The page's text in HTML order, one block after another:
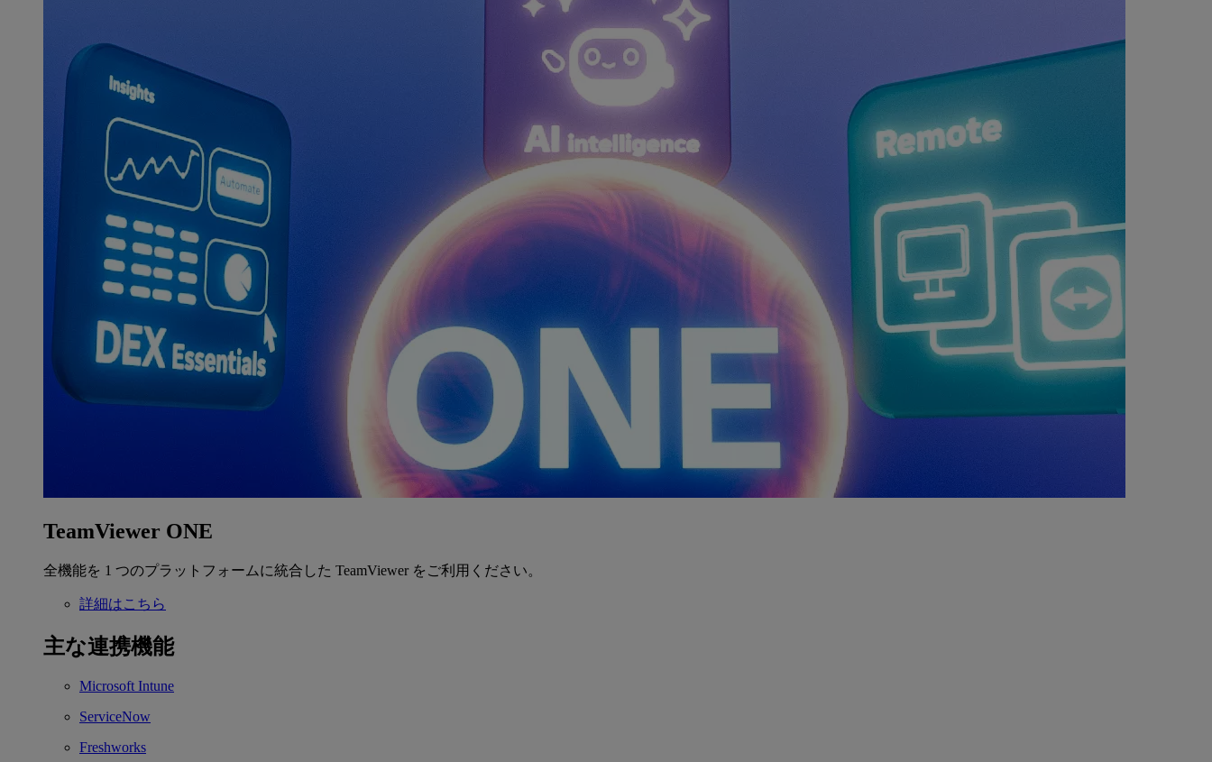
TeamViewer ONE
全機能を 1 つのプラットフォームに統合した TeamViewer をご利用ください。
詳細はこちら
主な連携機能
Microsoft Intune
ServiceNow
Freshworks